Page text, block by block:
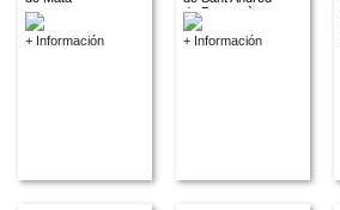
+ Información
de Bastrecà
+ Información